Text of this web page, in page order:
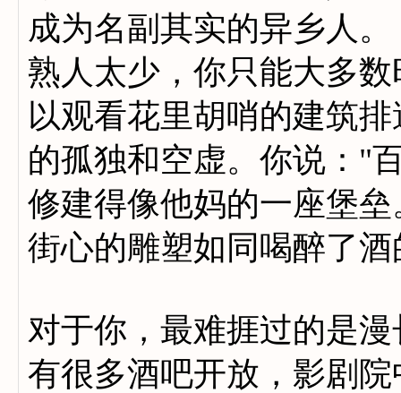
成为名副其实的异乡人。
熟人太少，你只能大多
以观看花里胡哨的建筑
的孤独和空虚。你说："
修建得像他妈的一座堡
街心的雕塑如同喝醉了
对于你，最难捱过的是
有很多酒吧开放，影剧院